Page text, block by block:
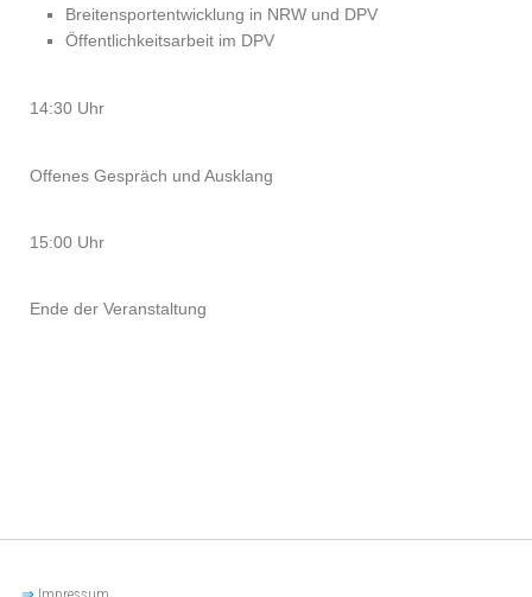
Breitensportentwicklung in NRW und DPV
Öffentlichkeitsarbeit im DPV
14:30 Uhr
Offenes Gespräch und Ausklang
15:00 Uhr
Ende der Veranstaltung